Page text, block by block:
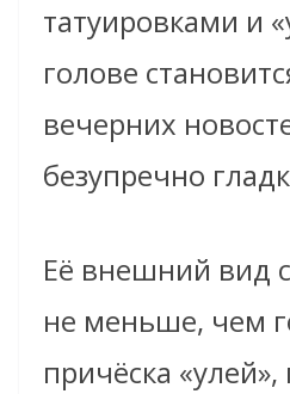
татуировками и
голове
вечерних
безупречно
Её внешний вид
не меньше, чем
причёска «улей»,